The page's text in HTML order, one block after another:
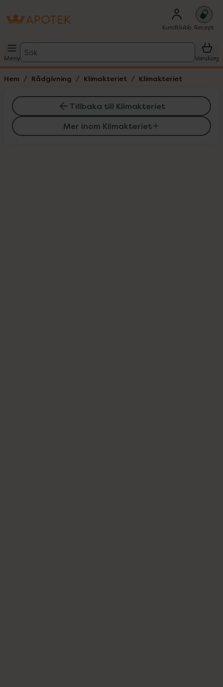
Kundklubb Recept
Meny
Sök
Varukorg
Hem Rådgivning Klimakteriet Klimakteriet
Tillbaka till Klimakteriet
Mer inom Klimakteriet